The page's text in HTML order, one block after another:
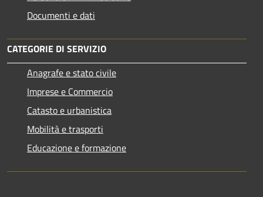
Documenti e dati
CATEGORIE DI SERVIZIO
Anagrafe e stato civile
Imprese e Commercio
Catasto e urbanistica
Mobilità e trasporti
Educazione e formazione